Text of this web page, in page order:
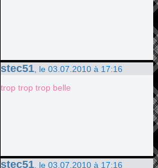
stec51 , le 03.07.2010 à 17:16
trop trop trop belle
stec51 , le 03.07.2010 à 17:16